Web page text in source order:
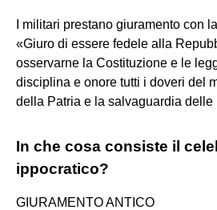
I militari prestano giuramento con
«Giuro di essere fedele alla
osservarne la Costituzione e le
disciplina e onore tutti i doveri del
della Patria e la salvaguardia delle
In che cosa consiste il
ippocratico?
GIURAMENTO ANTICO